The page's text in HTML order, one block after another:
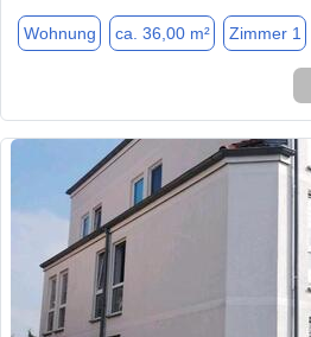
Wohnung ca. 36,00 m² Zimmer 1